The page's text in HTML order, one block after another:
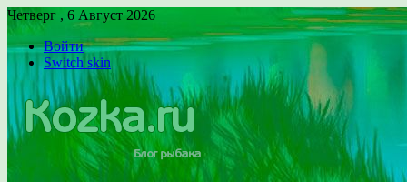
Четверг , 6 Август 2026
Войти
Switch skin